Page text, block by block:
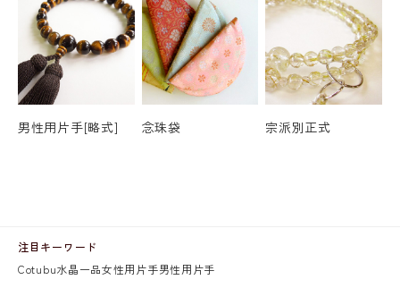
注目キーワード
Cotubu水晶一品女性用片手男性用片手
男性用片手[略式] 念珠袋 宗派別正式